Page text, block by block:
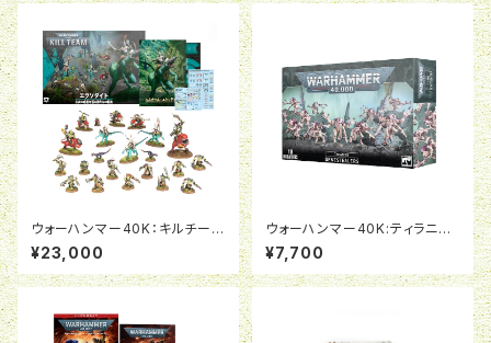
ウォーハンマー40K：キルチー
ム：エクソダイト（日本語版）
¥23,000
ウォーハンマー40K:ティラニッ
ド:ジーンスティーラー
¥7,700